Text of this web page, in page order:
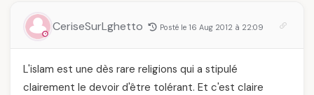
CeriseSurLghetto Posté le 16 Aug 2012 à 22:09
L'islam est une dès rare religions qui a stipulé
clairement le devoir d'être tolérant. Et c'est claire